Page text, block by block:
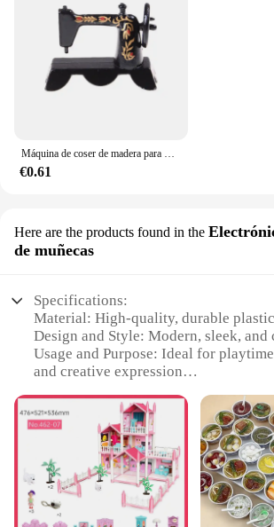
Máquina de coser de madera para Decoración de casa de muñecas, muebles en miniatura, Juguetes
€0.61
Here are the products found in the
de muñecas
Specifications:
Material: High-quality, durable plastic
Design and Style: Modern, sleek,
Usage and Purpose: Ideal for
and creative expression
electronic and musical features
Parts and Accessories: Comes with
sets for a complete dollhouse
Applicable People: Suitable for
collectors alike
Features: